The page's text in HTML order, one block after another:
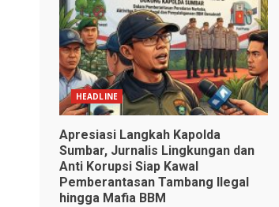
HEADLINE
Apresiasi Langkah Kapolda
Sumbar, Jurnalis Lingkungan dan
Anti Korupsi Siap Kawal
Pemberantasan Tambang Ilegal
hingga Mafia BBM